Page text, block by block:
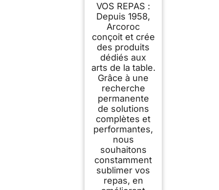
VOS REPAS :
Depuis 1958,
Arcoroc
conçoit et crée
des produits
dédiés aux
arts de la table.
Grâce à une
recherche
permanente
de solutions
complètes et
performantes,
nous
souhaitons
constamment
sublimer vos
repas, en